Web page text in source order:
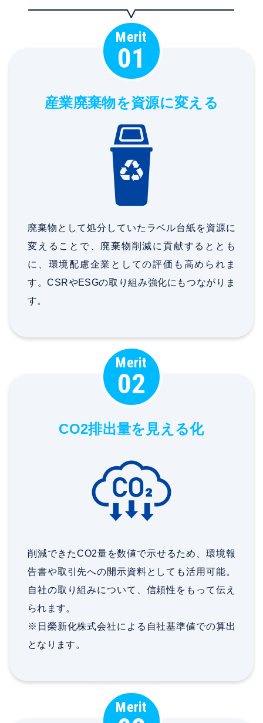
Merit
01
産業廃棄物を資源に変える
廃棄物として処分していたラベル台紙を資源に
変えることで、廃棄物削減に貢献するととも
に、環境配慮企業としての評価も高められま
す。CSRやESGの取り組み強化にもつながりま
す。
Merit
02
CO2排出量を見える化
削減できたCO2量を数値で示せるため、環境報
告書や取引先への開示資料としても活用可能。
自社の取り組みについて、信頼性をもって伝え
られます。
※日榮新化株式会社による自社基準値での算出
となります。
Merit